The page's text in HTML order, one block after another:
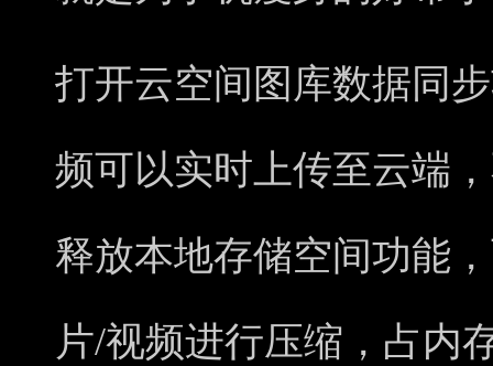
打开云空间图库数据同
频可以实时上传至云端
释放本地存储空间功能
片/视频进行压缩，占内